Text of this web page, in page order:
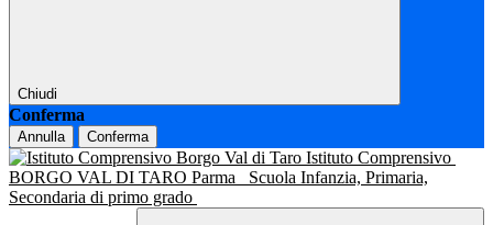
Chiudi
Conferma
Annulla Conferma
Istituto Comprensivo
BORGO VAL DI TARO Parma
Scuola Infanzia, Primaria,
Secondaria di primo grado